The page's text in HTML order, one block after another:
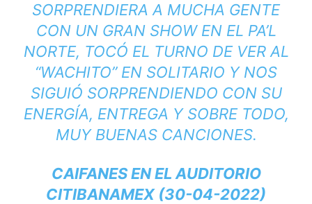
SORPRENDIERA A MUCHA GENTE
CON UN GRAN SHOW EN EL PA’L
NORTE, TOCÓ EL TURNO DE VER AL
“WACHITO” EN SOLITARIO Y NOS
SIGUIÓ SORPRENDIENDO CON SU
ENERGÍA, ENTREGA Y SOBRE TODO,
MUY BUENAS CANCIONES.
CAIFANES EN EL AUDITORIO
CITIBANAMEX (30-04-2022)